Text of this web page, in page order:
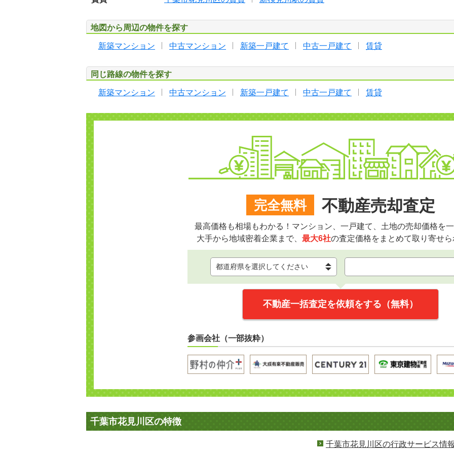
地図から周辺の物件を探す
新築マンション 中古マンション 新築一戸建て 中古一戸建て 賃貸
同じ路線の物件を探す
新築マンション 中古マンション 新築一戸建て 中古一戸建て 賃貸
完全無料 不動産売却査定
最高価格も相場もわかる！マンション、一戸建て、土地の売却価格を
大手から地域密着企業まで、 最大6社の査定価格をまとめて取り寄せ
不動産一括査定を依頼をする（無料）
参画会社（一部抜粋）
千葉市花見川区の特徴
千葉市花見川区の行政サービス情